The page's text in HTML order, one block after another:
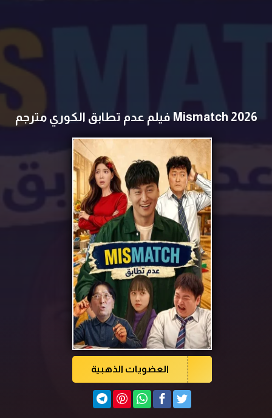
Mismatch 2026 فيلم عدم تطابق الكوري مترجم
العضويات الذهبية